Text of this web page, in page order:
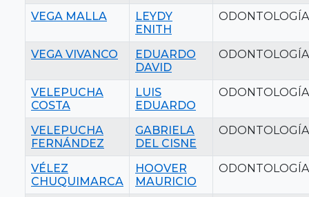
VEGA MALLA
LEYDY
ENITH
ODONTOLOGÍA
VEGA VIVANCO
EDUARDO
DAVID
ODONTOLOGÍA
VELEPUCHA
COSTA
LUIS
EDUARDO
ODONTOLOGÍA
VELEPUCHA
FERNÁNDEZ
GABRIELA
DEL CISNE
ODONTOLOGÍA
VÉLEZ
CHUQUIMARCA
HOOVER
MAURICIO
ODONTOLOGÍA